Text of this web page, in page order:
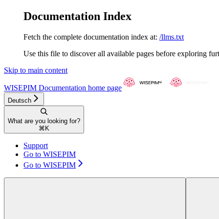
Documentation Index
Fetch the complete documentation index at: /llms.txt
Use this file to discover all available pages before exploring
Skip to main content
WISEPIM Documentation home page
Deutsch
What are you looking for?
⌘ K
Support
Go to WISEPIM
Go to WISEPIM